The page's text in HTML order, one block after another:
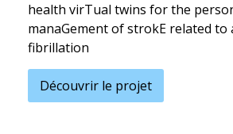
health virTual twins for the
manaGement of strokE related to
fibrillation
Découvrir le projet